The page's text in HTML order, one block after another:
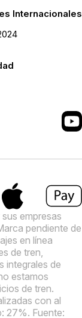
Internacionales
empresas
pendiente de
en línea
de tren,
integrales de
estamos
de tren.
con al
27%. Fuente: